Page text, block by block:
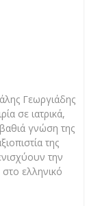
Γεωργιάδης
σε ιατρικά,
γνώση της
της
την
στο ελληνικό